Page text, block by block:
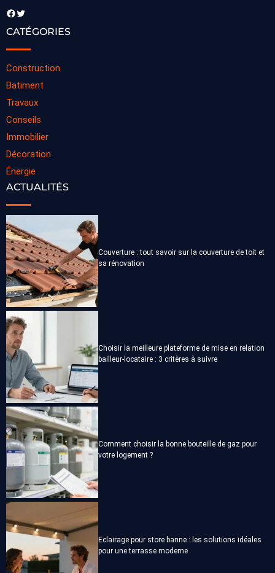
Facebook Twitter
CATÉGORIES
Construction
Batiment
Travaux
Conseils
Immobilier
Décoration
Énergie
ACTUALITÉS
Couverture : tout savoir sur la couverture de toit et
sa rénovation
Choisir la meilleure plateforme de mise en relation
bailleur-locataire : 3 critères à suivre
Comment choisir la bonne bouteille de gaz pour
votre logement ?
Eclairage pour store banne : les solutions idéales
pour une terrasse moderne